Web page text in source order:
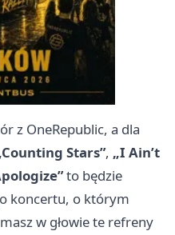
z OneRepublic, a dla
Stars”, „I Ain’t
to będzie
koncertu, o którym
w głowie te refreny